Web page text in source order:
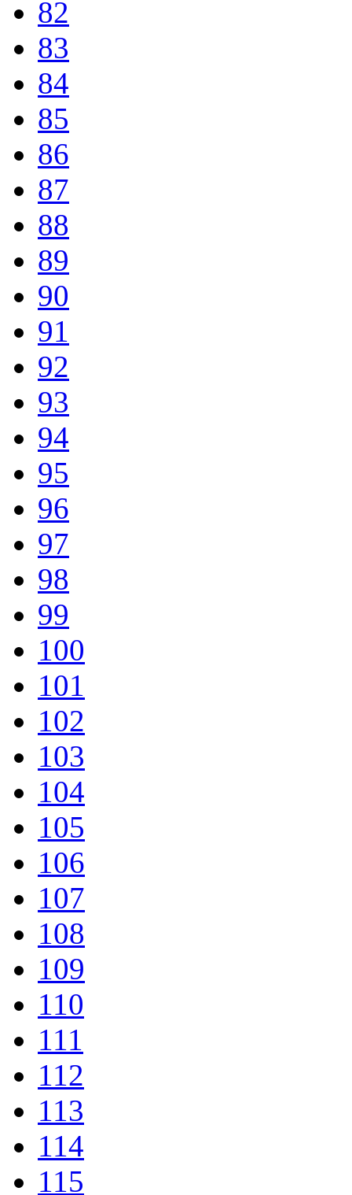
82
83
84
85
86
87
88
89
90
91
92
93
94
95
96
97
98
99
100
101
102
103
104
105
106
107
108
109
110
111
112
113
114
115